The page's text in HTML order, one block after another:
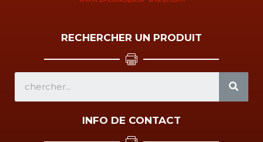
RECHERCHER UN PRODUIT
INFO DE CONTACT